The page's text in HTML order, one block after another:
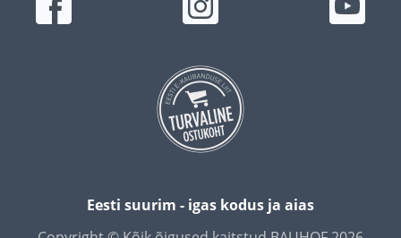
Eesti suurim - igas kodus ja aias